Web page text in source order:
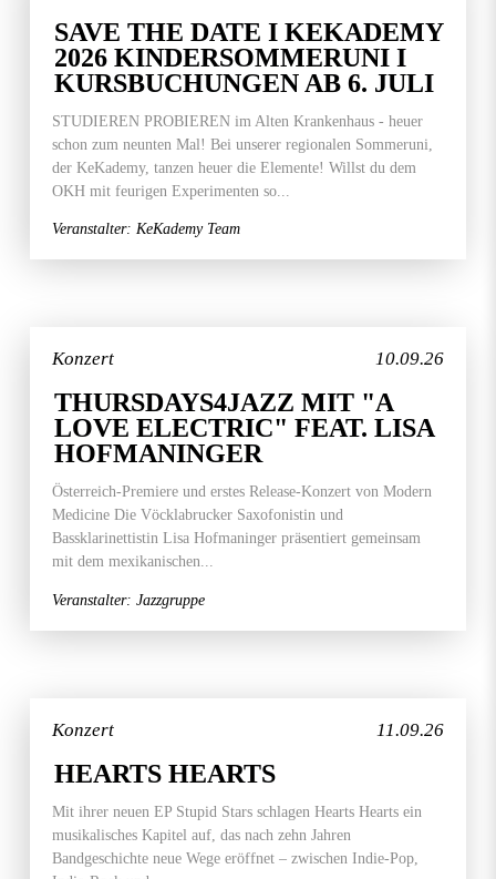
SAVE THE DATE I KEKADEMY
2026 KINDERSOMMERUNI I
KURSBUCHUNGEN AB 6. JULI
STUDIEREN PROBIEREN im Alten Krankenhaus - heuer
schon zum neunten Mal! Bei unserer regionalen Sommeruni,
der KeKademy, tanzen heuer die Elemente! Willst du dem
OKH mit feurigen Experimenten so...
Veranstalter: KeKademy Team
10.09.26
Konzert
THURSDAYS4JAZZ MIT "A
LOVE ELECTRIC" FEAT. LISA
HOFMANINGER
Österreich-Premiere und erstes Release-Konzert von Modern
Medicine Die Vöcklabrucker Saxofonistin und
Bassklarinettistin Lisa Hofmaninger präsentiert gemeinsam
mit dem mexikanischen...
Veranstalter: Jazzgruppe
11.09.26
Konzert
HEARTS HEARTS
Mit ihrer neuen EP Stupid Stars schlagen Hearts Hearts ein
musikalisches Kapitel auf, das nach zehn Jahren
Bandgeschichte neue Wege eröffnet – zwischen Indie-Pop,